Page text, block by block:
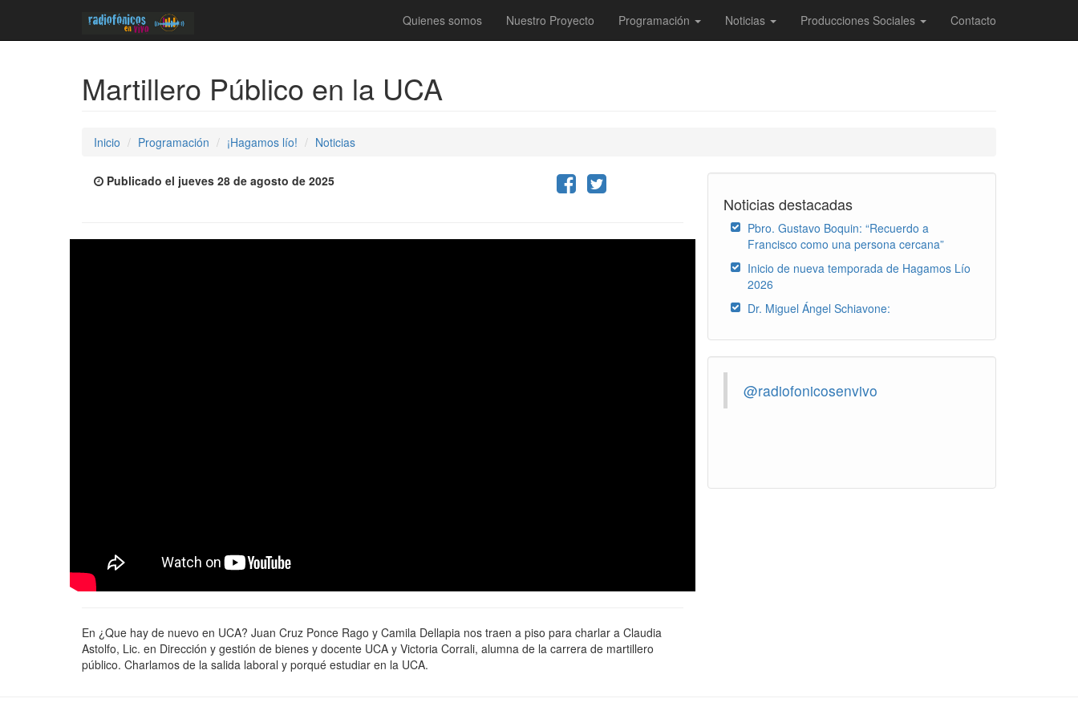
Quienes somos Nuestro Proyecto Programación Noticias Producciones Sociales Contacto
Martillero Público en la UCA
Inicio Programación ¡Hagamos lío! Noticias
Publicado el jueves 28 de agosto de 2025
En ¿Que hay de nuevo en UCA? Juan Cruz Ponce Rago y Camila Dellapia nos traen a piso para charlar a Claudia
Astolfo, Lic. en Dirección y gestión de bienes y docente UCA y Victoria Corrali, alumna de la carrera de martillero
público. Charlamos de la salida laboral y porqué estudiar en la UCA.
Noticias destacadas
Pbro. Gustavo Boquin: “Recuerdo a
Francisco como una persona cercana”
Inicio de nueva temporada de Hagamos Lío
2026
Dr. Miguel Ángel Schiavone:
@radiofonicosenvivo